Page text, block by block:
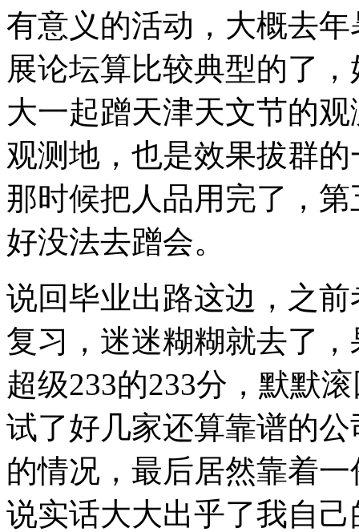
有意义的活动，大概去
展论坛算比较典型的了
大一起蹭天津天文节的
观测地，也是效果拔群
那时候把人品用完了，
好没法去蹭会。
说回毕业出路这边，之
复习，迷迷糊糊就去了
超级233的233分，默默
试了好几家还算靠谱的
的情况，最后居然靠着
说实话大大出乎了我自